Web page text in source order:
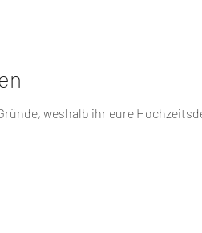
weshalb ihr eure